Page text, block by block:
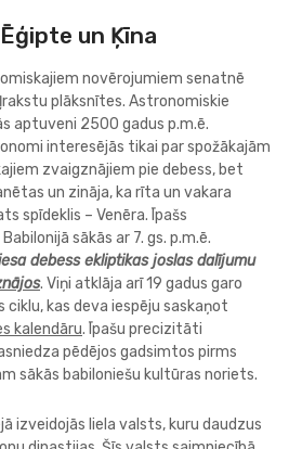
un Ķīna
novērojumiem senatnē
plāksnītes. Astronomiskie
aptuveni 2500 gadus p.m.ē.
interesējās tikai par spožākajām
zvaigznājiem pie debess, bet
un zināja, ka rīta un vakara
spīdeklis – Venēra. Īpašs
sākās ar 7. gs. p.m.ē.
debess ekliptikas joslas dalījumu
. Viņi atklāja arī 19 gadus garo
ciklu, kas deva iespēju saskaņot
kalendāru. Īpašu precizitāti
pēdējos gadsimtos pirms
sākās babiloniešu kultūras noriets.
izveidojās liela valsts, kuru daudzus